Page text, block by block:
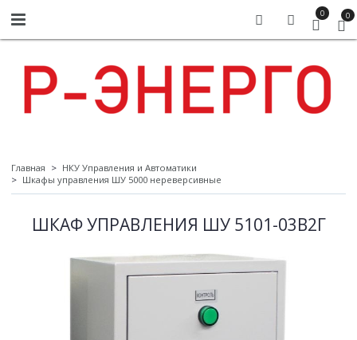
0 0
Главная
НКУ Управления и Автоматики
Шкафы управления ШУ 5000 нереверсивные
ШКАФ УПРАВЛЕНИЯ ШУ 5101-03В2Г